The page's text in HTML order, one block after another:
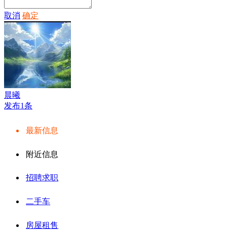
取消 确定
晨曦
发布1条
最新信息
附近信息
招聘求职
二手车
房屋租售